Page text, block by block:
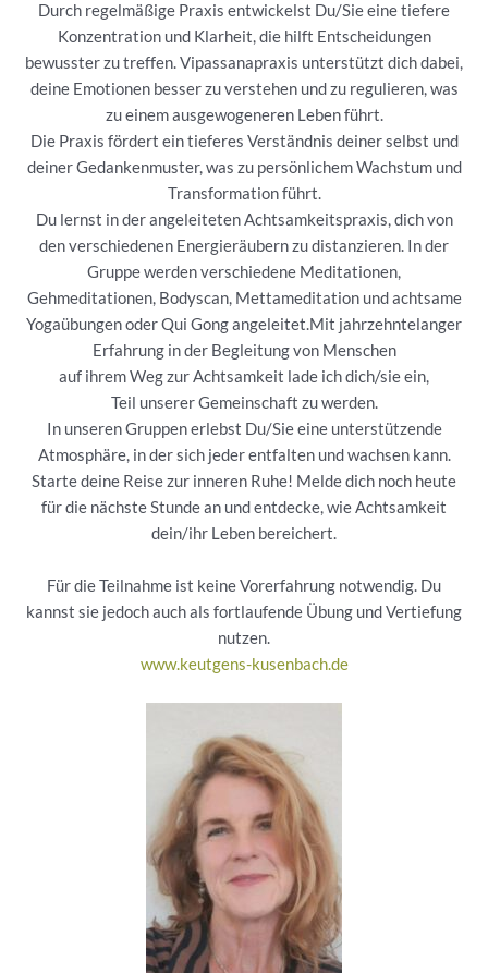
Durch regelmäßige Praxis entwickelst Du/Sie eine tiefere
Konzentration und Klarheit, die hilft Entscheidungen
bewusster zu treffen. Vipassanapraxis unterstützt dich dabei,
deine Emotionen besser zu verstehen und zu regulieren, was
zu einem ausgewogeneren Leben führt.
Die Praxis fördert ein tieferes Verständnis deiner selbst und
deiner Gedankenmuster, was zu persönlichem Wachstum und
Transformation führt.
Du lernst in der angeleiteten Achtsamkeitspraxis, dich von
den verschiedenen Energieräubern zu distanzieren. In der
Gruppe werden verschiedene Meditationen,
Gehmeditationen, Bodyscan, Mettameditation und achtsame
Yogaübungen oder Qui Gong angeleitet.Mit jahrzehntelanger
Erfahrung in der Begleitung von Menschen
auf ihrem Weg zur Achtsamkeit lade ich dich/sie ein,
Teil unserer Gemeinschaft zu werden.
In unseren Gruppen erlebst Du/Sie eine unterstützende
Atmosphäre, in der sich jeder entfalten und wachsen kann.
Starte deine Reise zur inneren Ruhe! Melde dich noch heute
für die nächste Stunde an und entdecke, wie Achtsamkeit
dein/ihr Leben bereichert.
Für die Teilnahme ist keine Vorerfahrung notwendig. Du
kannst sie jedoch auch als fortlaufende Übung und Vertiefung
nutzen.
www.keutgens-kusenbach.de